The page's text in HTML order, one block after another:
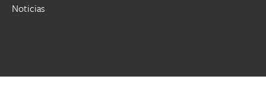
Noticias